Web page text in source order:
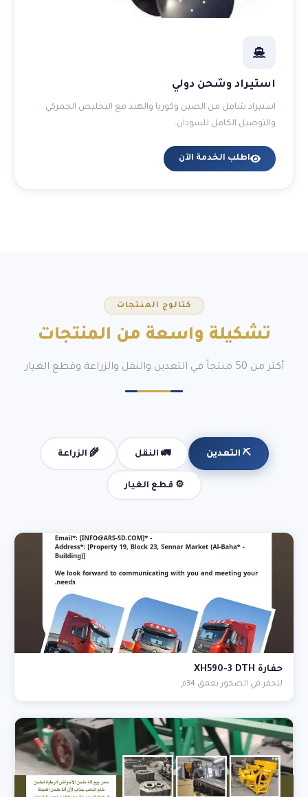
استيراد وشحن دولي
استيراد شامل من الصين وكوريا والهند مع التخليص الجمركي
والتوصيل الكامل للسودان.
اطلب الخدمة الآن
كتالوج المنتجات
تشكيلة واسعة من المنتجات
أكثر من 50 منتجاً في التعدين والنقل والزراعة وقطع الغيار
⛏️ التعدين 🚛 النقل 🌾 الزراعة
⚙️ قطع الغيار
حفارة XH590-3 DTH
للحفر في الصخور بعمق 34م